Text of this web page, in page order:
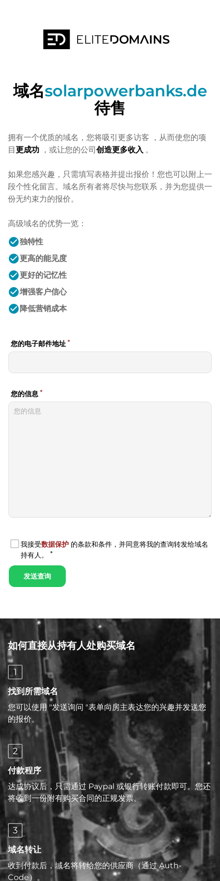
域名solarpowerbanks.de
待售
拥有一个优质的域名，您将吸引更多访客 ，从而使您的项
目更成功 ，或让您的公司创造更多收入 。
如果您感兴趣，只需填写表格并提出报价！您也可以附上一
段个性化留言。域名所有者将尽快与您联系，并为您提供一
份无约束力的报价。
高级域名的优势一览：
check_circle独特性
check_circle更高的能见度
check_circle更好的记忆性
check_circle增强客户信心
check_circle 降低营销成本
如何直接从持有人处购买域名
1
找到所需域名
您可以使用 "发送询问 "表单向房主表达您的兴趣并发送您
的报价。
2
付款程序
达成协议后，只需通过 Paypal 或银行转账付款即可。您还
将收到一份附有购买合同的正规发票。
3
域名转让
收到付款后，域名将转给您的供应商（通过 Auth-
Code）。